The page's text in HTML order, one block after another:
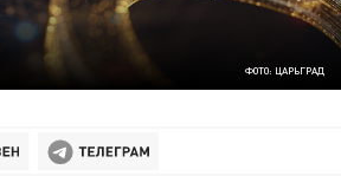
ФОТО: ЦАРЬГРАД